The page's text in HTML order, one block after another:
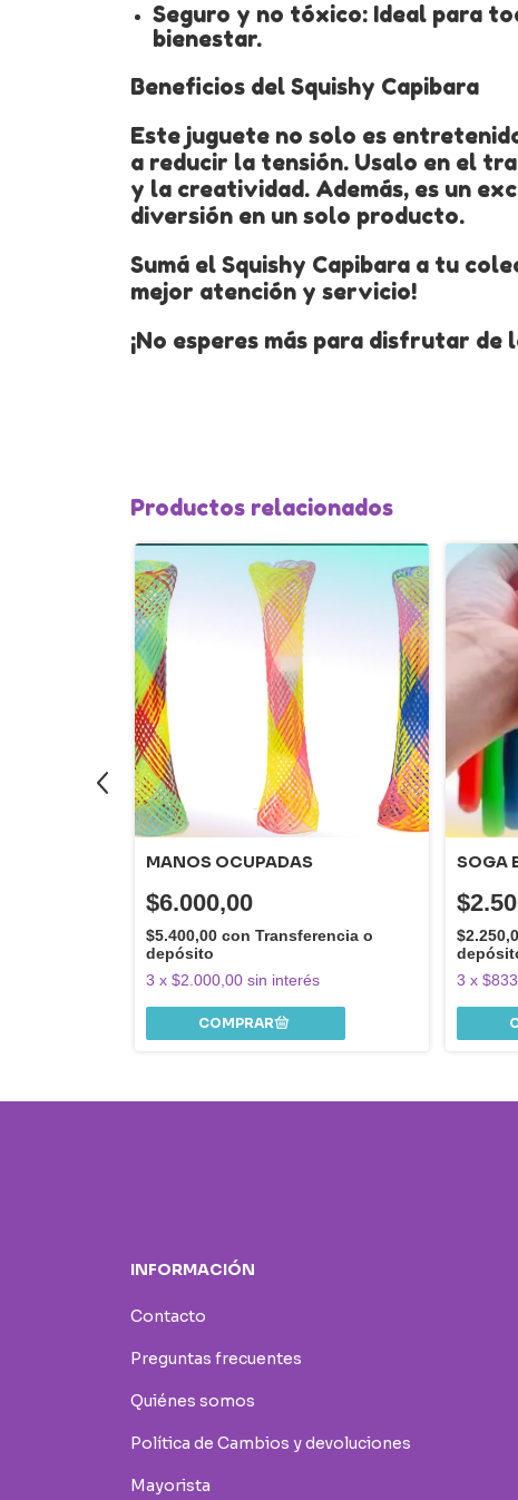
Seguro y no tóxico: Ideal para
bienestar.
Beneficios del Squishy Capibara
Este juguete no solo es
a reducir la tensión. Usalo en el
y la creatividad. Además, es un
diversión en un solo producto.
Sumá el Squishy Capibara a tu
mejor atención y servicio!
¡No esperes más para disfrutar
Productos relacionados
MANOS OCUPADAS
$6.000,00
$5.400,00 con Transferencia o
depósito
3 x $2.000,00 sin interés
SOGA
3 x
INFORMACIÓN
Contacto
Preguntas frecuentes
Quiénes somos
Política de Cambios y devoluciones
Mayorista